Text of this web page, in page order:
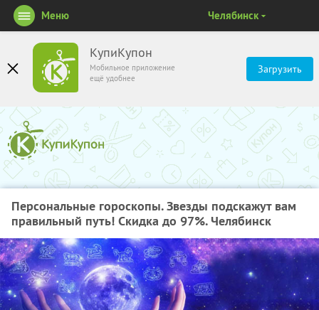
КупиКупон
Мобильное приложение
ещё удобнее
Загрузить
Меню Челябинск
Персональные гороскопы. Звезды подскажут вам
правильный путь! Скидка до 97%. Челябинск